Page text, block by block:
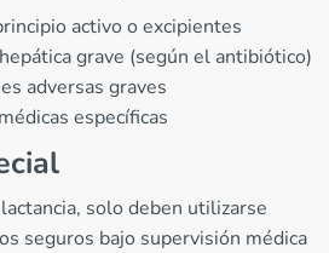
activo o excipientes
grave (según el antibiótico)
adversas graves
específicas
solo deben utilizarse
seguros bajo supervisión médica